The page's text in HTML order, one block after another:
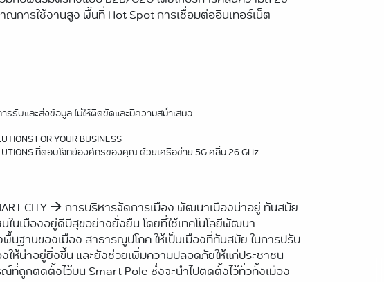
การใช้งานสูง พื้นที่ Hot Spot การเชื่อมต่ออินเทอร์เน็ต
บและส่งข้อมูล ไม่ให้ติดขัดและมีความสม่ำเสมอ
FOR YOUR BUSINESS
ที่ตอบโจทย์องค์กรของคุณ ด้วยเครือข่าย 5G คลื่น 26 GHz
CITY 🡪 การบริหารจัดการเมือง พัฒนาเมืองน่าอยู่ ทันสมัย
ในเมืองอยู่ดีมีสุขอย่างยั่งยืน โดยที่ใช้เทคโนโลยีพัฒนา
พื้นฐานของเมือง สาธารณูปโภค ให้เป็นเมืองที่ทันสมัย ในการปรับ
งให้น่าอยู่ยิ่งขึ้น และยังช่วยเพิ่มความปลอดภัยให้แก่ประชาชน
ที่ถูกติดตั้งไว้บน Smart Pole ซึ่งจะนำไปติดตั้งไว้ทั่วทั้งเมือง